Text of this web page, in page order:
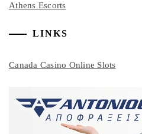
Athens Escorts
LINKS
Canada Casino Online Slots